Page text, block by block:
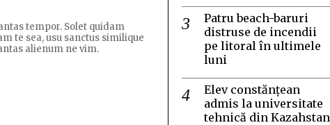
tempor. Solet quidam
te sea, usu sanctus similique
alienum ne vim.
Patru beach-baruri
distruse de incendii
pe litoral în ultimele
luni
Elev constănțean
admis la universitate
tehnică din Kazahstan